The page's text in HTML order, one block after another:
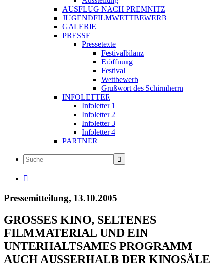
AUSFLUG NACH PREMNITZ
JUGENDFILMWETTBEWERB
GALERIE
PRESSE
Pressetexte
Festivalbilanz
Eröffnung
Festival
Wettbewerb
Grußwort des Schirmherrn
INFOLETTER
Infoletter 1
Infoletter 2
Infoletter 3
Infoletter 4
PARTNER

Pressemitteilung, 13.10.2005
GROSSES KINO, SELTENES
FILMMATERIAL UND EIN
UNTERHALTSAMES PROGRAMM
AUCH AUSSERHALB DER KINOSÄLE